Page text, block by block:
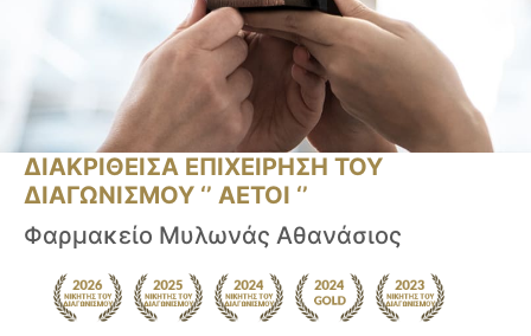
ΔΙΑΚΡΙΘΕΙΣΑ ΕΠΙΧΕΙΡΗΣΗ ΤΟΥ
ΔΙΑΓΩΝΙΣΜΟΥ ‘’ ΑΕΤΟΙ ‘’
Φαρμακείο Μυλωνάς Αθανάσιος